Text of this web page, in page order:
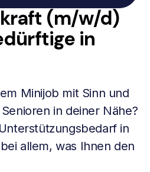
(m/w/d)
in
Minijob mit Sinn und
in deiner Nähe?
in
allem, was Ihnen den